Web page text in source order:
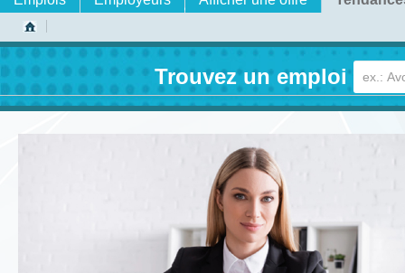
Trouvez un emploi